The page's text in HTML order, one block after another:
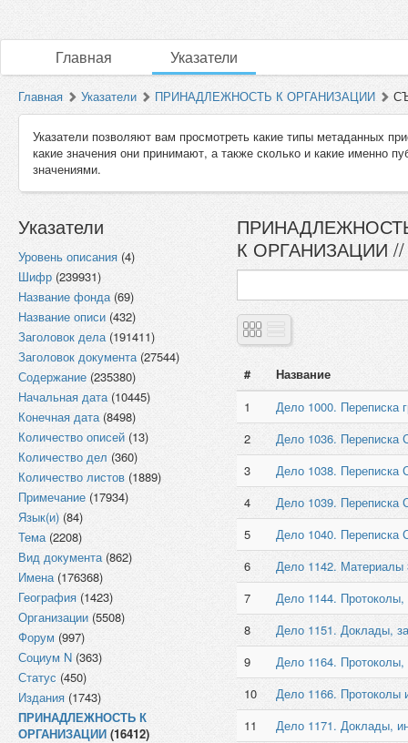
Главная Указатели
Главная Указатели ПРИНАДЛЕЖНОСТЬ К ОРГАНИЗАЦИИ
Указатели позволяют вам просмотреть какие типы метаданных
какие значения они принимают, а также сколько и какие именно
значениями.
Указатели
Уровень описания (4)
Шифр (239931)
Название фонда(69)
Название описи (432)
Заголовок дела(191411)
Заголовок документа(27544)
Содержание (235380)
Начальная дата(10445)
Конечная дата(8498)
Количество описей (13)
Количество дел (360)
Количество листов (1889)
Примечание (17934)
Язык(и) (84)
Тема(2208)
Вид документа(862)
Имена(176368)
География (1423)
Организации (5508)
Форум (997)
Социум N (363)
Статус (450)
Издания (1743)
ПРИНАДЛЕЖНОСТЬ К
ОРГАНИЗАЦИИ (16412)
К ОРГАНИЗАЦИИ
#
Название
1
Дело 1000. Переписка
2
Дело 1036. Переписка
3
Дело 1038. Переписка
4
Дело 1039. Переписка
5
Дело 1040. Переписка
6
Дело 1142. Материалы
7
Дело 1144.
8
Дело 1151. Доклады,
9
Дело 1164.
10
Дело 1166. Протоколы
11
Дело 1171. Доклады,